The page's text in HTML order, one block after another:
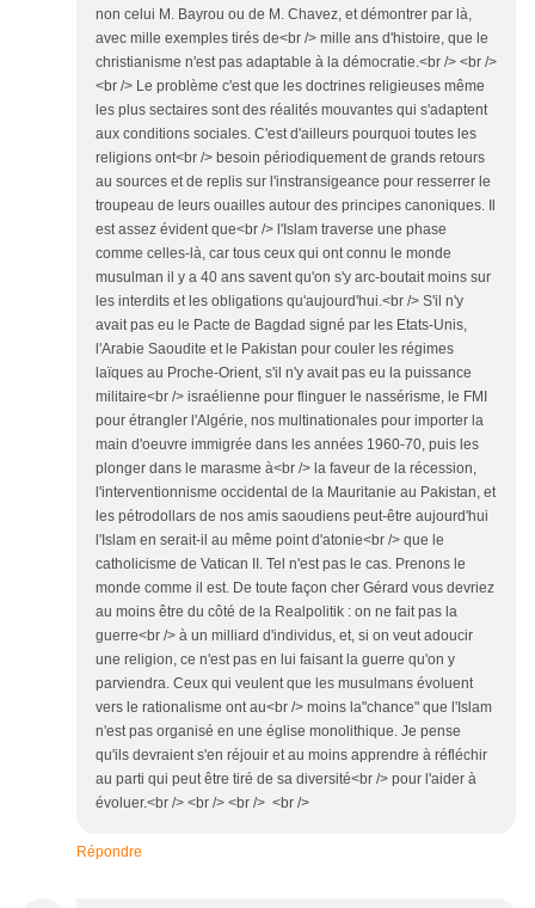
non celui M. Bayrou ou de M. Chavez, et démontrer par là,
avec mille exemples tirés de<br /> mille ans d'histoire, que le
christianisme n'est pas adaptable à la démocratie.<br /> <br />
<br /> Le problème c'est que les doctrines religieuses même
les plus sectaires sont des réalités mouvantes qui s'adaptent
aux conditions sociales. C'est d'ailleurs pourquoi toutes les
religions ont<br /> besoin périodiquement de grands retours
au sources et de replis sur l'instransigeance pour resserrer le
troupeau de leurs ouailles autour des principes canoniques. Il
est assez évident que<br /> l'Islam traverse une phase
comme celles-là, car tous ceux qui ont connu le monde
musulman il y a 40 ans savent qu'on s'y arc-boutait moins sur
les interdits et les obligations qu'aujourd'hui.<br /> S'il n'y
avait pas eu le Pacte de Bagdad signé par les Etats-Unis,
l'Arabie Saoudite et le Pakistan pour couler les régimes
laïques au Proche-Orient, s'il n'y avait pas eu la puissance
militaire<br /> israélienne pour flinguer le nassérisme, le FMI
pour étrangler l'Algérie, nos multinationales pour importer la
main d'oeuvre immigrée dans les années 1960-70, puis les
plonger dans le marasme à<br /> la faveur de la récession,
l'interventionnisme occidental de la Mauritanie au Pakistan, et
les pétrodollars de nos amis saoudiens peut-être aujourd'hui
l'Islam en serait-il au même point d'atonie<br /> que le
catholicisme de Vatican II. Tel n'est pas le cas. Prenons le
monde comme il est. De toute façon cher Gérard vous devriez
au moins être du côté de la Realpolitik : on ne fait pas la
guerre<br /> à un milliard d'individus, et, si on veut adoucir
une religion, ce n'est pas en lui faisant la guerre qu'on y
parviendra. Ceux qui veulent que les musulmans évoluent
vers le rationalisme ont au<br /> moins la"chance" que l'Islam
n'est pas organisé en une église monolithique. Je pense
qu'ils devraient s'en réjouir et au moins apprendre à réfléchir
au parti qui peut être tiré de sa diversité<br /> pour l'aider à
évoluer.<br /> <br /> <br /> <br />
Répondre